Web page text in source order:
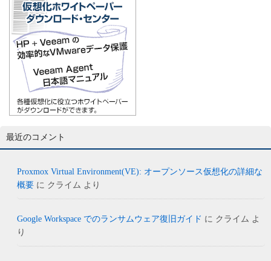
最近のコメント
Proxmox Virtual Environment(VE): オープンソース仮想化の詳細な
概要 に クライム より
Google Workspace でのランサムウェア復旧ガイド に クライム よ
り